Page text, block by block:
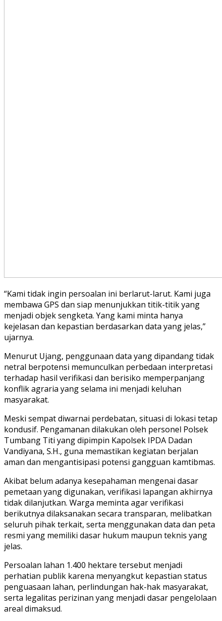
“Kami tidak ingin persoalan ini berlarut-larut. Kami juga
membawa GPS dan siap menunjukkan titik-titik yang
menjadi objek sengketa. Yang kami minta hanya
kejelasan dan kepastian berdasarkan data yang jelas,”
ujarnya.
Menurut Ujang, penggunaan data yang dipandang tidak
netral berpotensi memunculkan perbedaan interpretasi
terhadap hasil verifikasi dan berisiko memperpanjang
konflik agraria yang selama ini menjadi keluhan
masyarakat.
Meski sempat diwarnai perdebatan, situasi di lokasi tetap
kondusif. Pengamanan dilakukan oleh personel Polsek
Tumbang Titi yang dipimpin Kapolsek IPDA Dadan
Vandiyana, S.H., guna memastikan kegiatan berjalan
aman dan mengantisipasi potensi gangguan kamtibmas.
Akibat belum adanya kesepahaman mengenai dasar
pemetaan yang digunakan, verifikasi lapangan akhirnya
tidak dilanjutkan. Warga meminta agar verifikasi
berikutnya dilaksanakan secara transparan, melibatkan
seluruh pihak terkait, serta menggunakan data dan peta
resmi yang memiliki dasar hukum maupun teknis yang
jelas.
Persoalan lahan 1.400 hektare tersebut menjadi
perhatian publik karena menyangkut kepastian status
penguasaan lahan, perlindungan hak-hak masyarakat,
serta legalitas perizinan yang menjadi dasar pengelolaan
areal dimaksud.